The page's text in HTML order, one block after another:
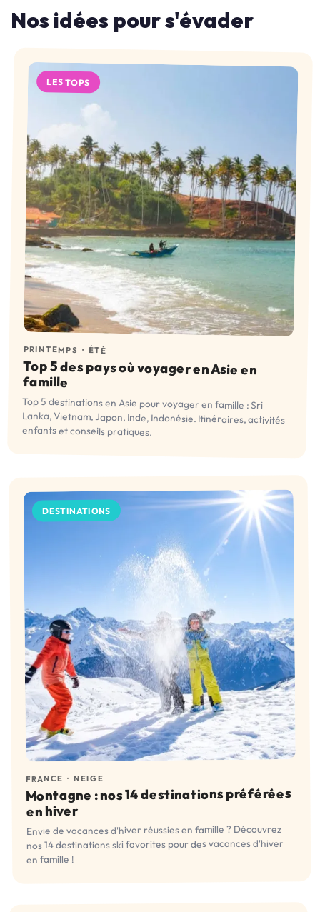
Nos idées pour s'évader
LES TOPS
PRINTEMPS · ÉTÉ
Top 5 des pays où voyager en Asie en
famille
Top 5 destinations en Asie pour voyager en famille : Sri
Lanka, Vietnam, Japon, Inde, Indonésie. Itinéraires, activités
enfants et conseils pratiques.
DESTINATIONS
FRANCE · NEIGE
Montagne : nos 14 destinations préférées
en hiver
Envie de vacances d'hiver réussies en famille ? Découvrez
nos 14 destinations ski favorites pour des vacances d'hiver
en famille !